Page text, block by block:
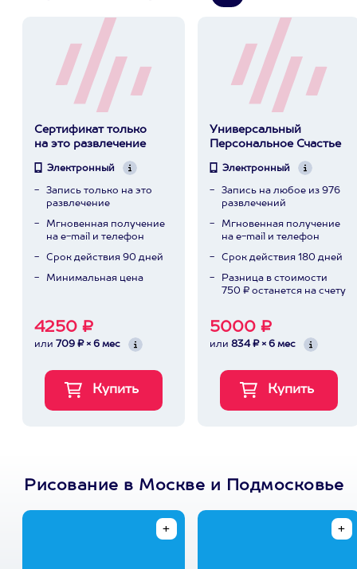
Сертификат только
на это развлечение
Электронный
Запись только на это
развлечение
Мгновенная получение
на e-mail и телефон
Срок действия 90 дней
Минимальная цена
4250 ₽
или 709 ₽ × 6 мес
Универсальный
Персональное Счастье
Электронный
Запись на любое из 976
развлечений
Мгновенная получение
на e-mail и телефон
Срок действия 180 дней
Разница в стоимости
750 ₽ останется на счету
5000 ₽
или 834 ₽ × 6 мес
Рисование в Москве и Подмосковье